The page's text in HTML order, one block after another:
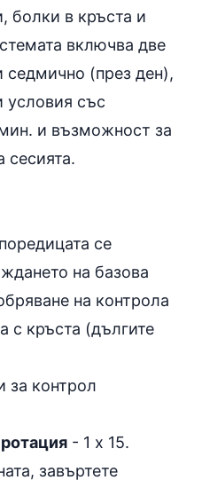
болки в кръста и
включва две
седмично (през ден),
със
и възможност за
сесията.
се
на базова
на контрола
с кръста (дългите
за контрол
- 1 х 15.
завъртете